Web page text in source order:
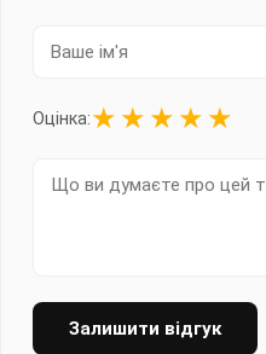
Оцінка:★ ★ ★ ★ ★
Залишити відгук